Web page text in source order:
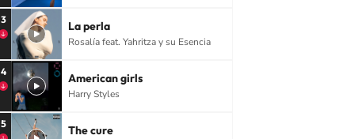
3 La perla
Rosalía feat. Yahritza y su Esencia
4 American girls
Harry Styles
5 The cure